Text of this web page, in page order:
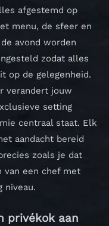
afgestemd op
menu, de sfeer en
avond worden
zodat alles
op de gelegenheid.
verandert jouw
setting
centraal staat. Elk
aandacht bereid
zoals je dat
van een chef met
niveau.
privékok aan